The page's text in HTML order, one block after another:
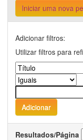
Iniciar uma nova
Adicionar filtros:
Utilizar filtros para
Resultados/Página